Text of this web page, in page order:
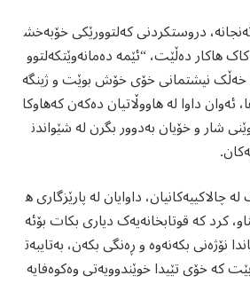
دروستکردنی کەلتوورێکی خۆبەخش
هاکار دەڵێت، “ئێمە دەمانەوێتکەلتوو
نیشتمانی خۆی خۆش بوێت و ژینگە
ئەوان داوا لە هاووڵاتیان دەکەن کەهاوکا
شار و خۆیان بەدوور بگرن لە شێواندن
چالاکییەکانیان، داوایان لە پارێزگاری ه
کرد کە قوتابخانەیەک دیاری بکات بۆئە
نۆژەنی بکەنەوە و ڕەنگی بکەن، بەتایبەت
کە خۆی تێیدا خوێندوویەتی وەکوەفایە